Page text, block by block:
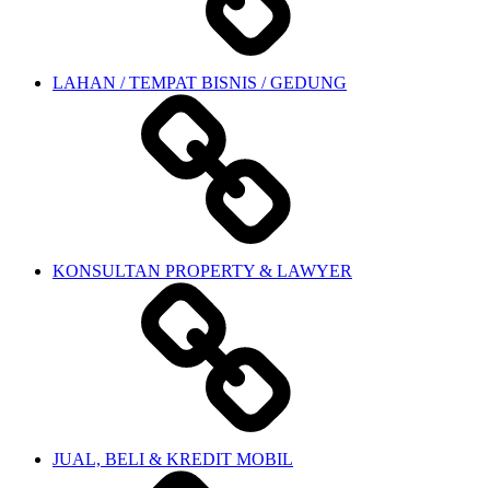
LAHAN / TEMPAT BISNIS / GEDUNG
KONSULTAN PROPERTY & LAWYER
JUAL, BELI & KREDIT MOBIL